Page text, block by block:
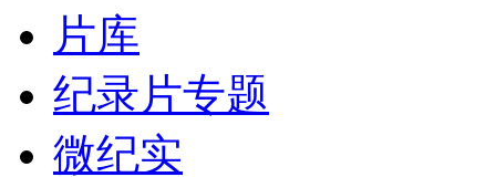
片库
纪录片专题
微纪实